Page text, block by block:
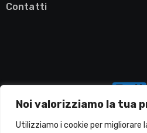
Noi valorizziamo la tua
Utilizziamo i cookie per migliorare
Contatti